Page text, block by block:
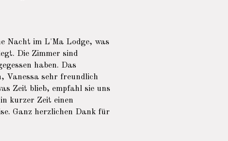
Nacht im L'Ma Lodge, was
Die Zimmer sind
haben. Das
Vanessa sehr freundlich
Zeit blieb, empfahl sie uns
kurzer Zeit einen
Ganz herzlichen Dank für